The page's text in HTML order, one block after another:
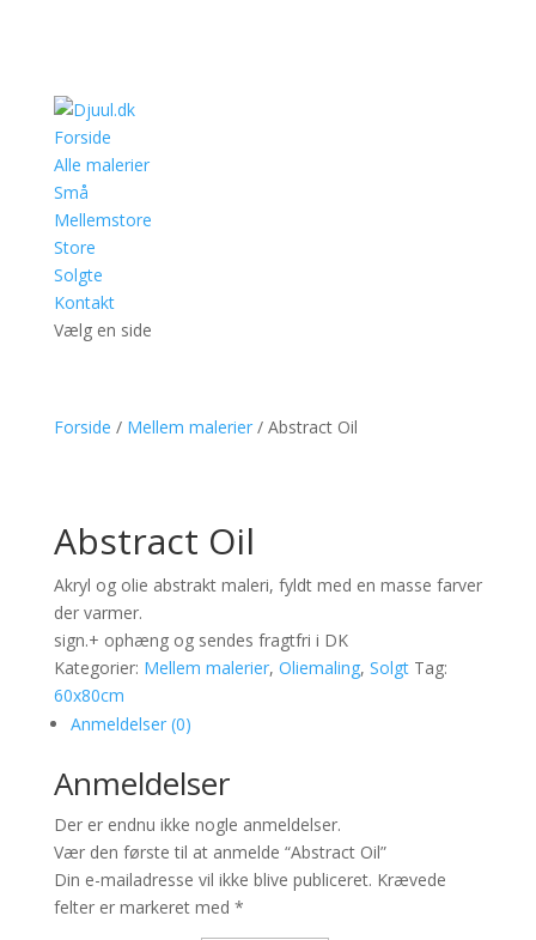
Forside
Alle malerier
Små
Mellemstore
Store
Solgte
Kontakt
Vælg en side
Forside / Mellem malerier/ Abstract Oil
Abstract Oil
Akryl og olie abstrakt maleri, fyldt med en masse farver
der varmer.
sign.+ ophæng og sendes fragtfri i DK
Kategorier: Mellem malerier, Oliemaling, Solgt Tag:
60x80cm
Anmeldelser (0)
Anmeldelser
Der er endnu ikke nogle anmeldelser.
Vær den første til at anmelde “Abstract Oil”
Din e-mailadresse vil ikke blive publiceret. Krævede
felter er markeret med *